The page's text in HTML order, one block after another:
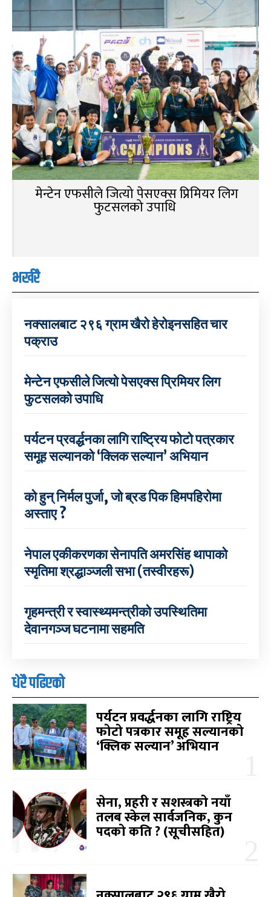
मेन्टेन एफसीले जित्यो पेसएक्स प्रिमियर लिग
फुटसलको उपाधि
भर्खरै
नक्सालबाट २९६ ग्राम खैरो हेरोइनसहित चार
पक्राउ
मेन्टेन एफसीले जित्यो पेसएक्स प्रिमियर लिग
फुटसलको उपाधि
पर्यटन प्रवर्द्धनका लागि राष्ट्रिय फोटो पत्रकार
समूह सल्यानको ‘क्लिक सल्यान’ अभियान
को हुन् निर्मल पुर्जा, जो ब्रड पिक हिमपहिरोमा
अस्ताए ?
नेपाल एकीकरणका सेनापति अमरसिंह थापाको
स्मृतिमा श्रद्धाञ्जली सभा (तस्वीरहरू)
गृहमन्त्री र स्वास्थ्यमन्त्रीको उपस्थितिमा
देवानगञ्ज घटनामा सहमति
धेरै पढिएको
पर्यटन प्रवर्द्धनका लागि राष्ट्रिय
फोटो पत्रकार समूह सल्यानको
‘क्लिक सल्यान’ अभियान
सेना, प्रहरी र सशस्त्रको नयाँ
तलब स्केल सार्वजनिक, कुन
पदको कति ? (सूचीसहित)